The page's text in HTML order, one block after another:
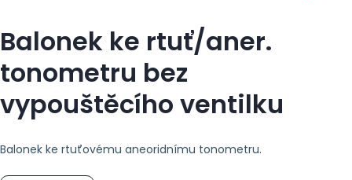
Balonek ke rtuť/aner.
tonometru bez
vypouštěcího ventilku
Balonek ke rtuťovému aneoridnímu tonometru.